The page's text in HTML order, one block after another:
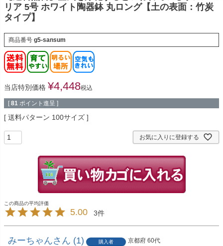
リア 5号 ホワイト陶器鉢 丸ロング【土の表面：竹炭
タイプ】
商品番号 g5-sansum
当店特別価格 ¥4,448税込
[ 81 ポイント進呈 ]
送料パターン 100サイズ
お気に入りに登録する
5.00 3
みーちゃん 1 購入者 京都府 60代